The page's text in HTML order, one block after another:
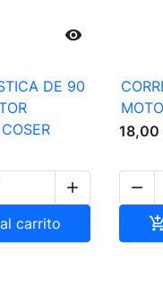

DE 90

carrito
18,00
